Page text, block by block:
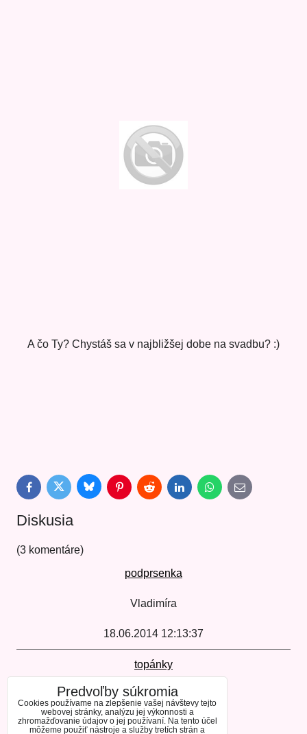
A čo Ty? Chystáš sa v najbližšej dobe na svadbu? :)
FacebookTwitter BlueskyPinterestReddit LinkedInWhatsApp
E-
mail
Diskusia
(3 komentáre)
podprsenka
Vladimíra
18.06.2014 12:13:37
topánky
Slavka
15.06.2014 20:31:04
Predvoľby súkromia
Cookies používame na zlepšenie vašej návštevy tejto
webovej stránky, analýzu jej výkonnosti a
zhromažďovanie údajov o jej používaní. Na tento účel
môžeme použiť nástroje a služby tretích strán a